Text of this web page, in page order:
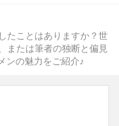
たことはありますか？世
または筆者の独断と偏見
ンの魅力をご紹介♪